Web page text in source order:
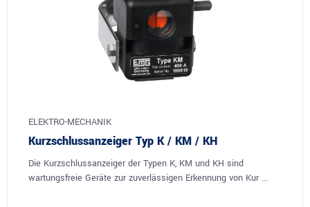
ELEKTRO-MECHANIK
Kurzschlussanzeiger Typ K / KM / KH
Die Kurzschlussanzeiger der Typen K, KM und KH sind
wartungsfreie Geräte zur zuverlässigen Erkennung von Kur ...